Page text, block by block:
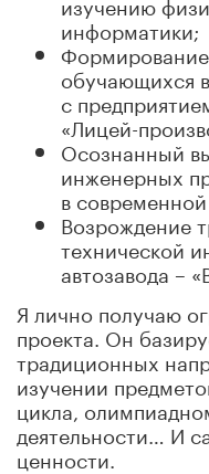
информатики;
обучающихся
с
«Лицей-
Осознанный
инженерных
в
Возрождение
технической
автозавода –
Я лично получаю
проекта. Он
традиционных
изучении
цикла,
деятельности… И
ценности.